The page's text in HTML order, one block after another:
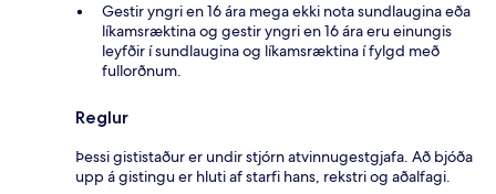
Gestir yngri en 16 ára mega ekki nota sundlaugina eða
líkamsræktina og gestir yngri en 16 ára eru einungis
leyfðir í sundlaugina og líkamsræktina í fylgd með
fullorðnum.
Reglur
Þessi gististaður er undir stjórn atvinnugestgjafa. Að bjóða
upp á gistingu er hluti af starfi hans, rekstri og aðalfagi.